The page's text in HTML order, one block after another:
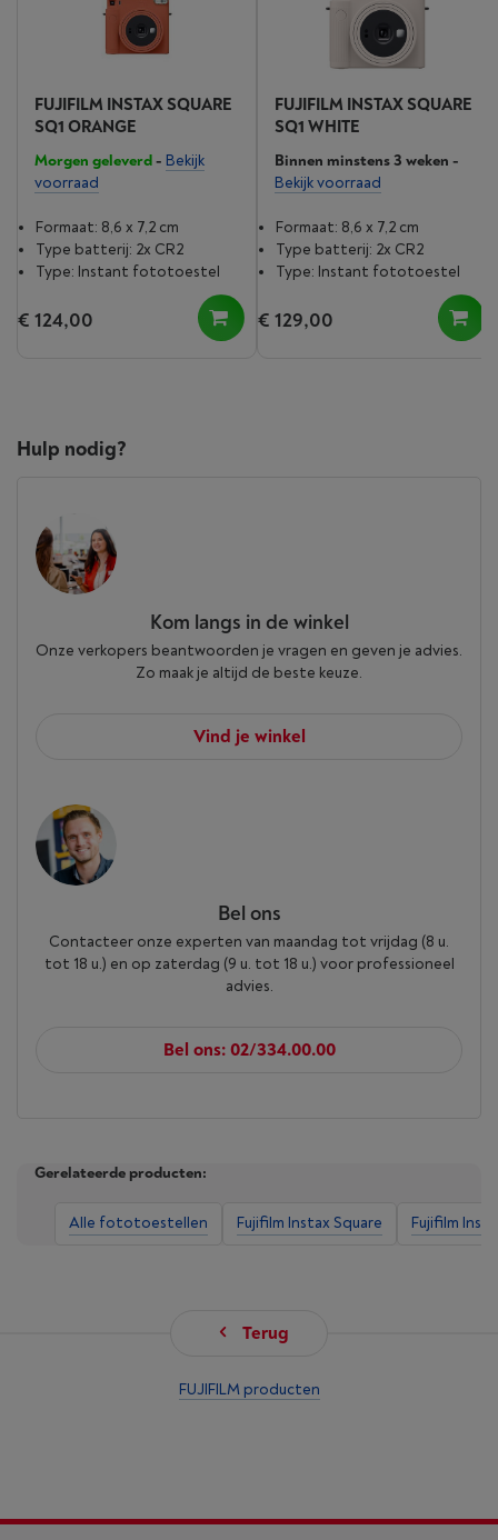
FUJIFILM INSTAX SQUARE
SQ1 ORANGE
Morgen geleverd- Bekijk
voorraad
Formaat: 8,6 x 7,2 cm
Type batterij: 2x CR2
Type: Instant fototoestel
€ 124,00
FUJIFILM INSTAX SQUARE
SQ1 WHITE
Binnen minstens 3 weken -
Bekijk voorraad
Formaat: 8,6 x 7,2 cm
Type batterij: 2x CR2
Type: Instant fototoestel
€ 129,00
Hulp nodig?
Kom langs in de winkel
Onze verkopers beantwoorden je vragen en geven je advies.
Zo maak je altijd de beste keuze.
Vind je winkel
Bel ons
Contacteer onze experten van maandag tot vrijdag (8 u.
tot 18 u.) en op zaterdag (9 u. tot 18 u.) voor professioneel
advies.
Bel ons: 02/334.00.00
Gerelateerde producten:
Alle fototoestellen Fujifilm Instax Square Fujifilm
Terug
FUJIFILM producten